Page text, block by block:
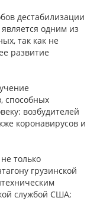
дестабилизации
одним из
так как не
развитие
способных
возбудителей
коронавирусов и
только
грузинской
службой США;